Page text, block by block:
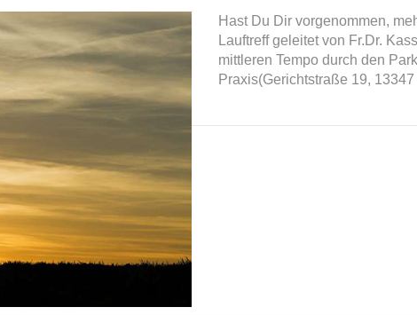
Hast Du Dir vorgenommen,
Lauftreff geleitet von Fr.Dr.
mittleren Tempo durch den
Praxis(Gerichtstraße 19,